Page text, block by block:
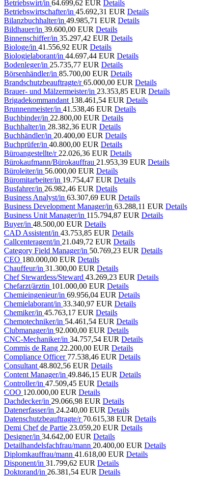
Betriebswirt/in 64.699,62 EUR Details
Betriebswirtschafter/in 45.692,31 EUR Details
Bilanzbuchhalter/in 49.985,71 EUR Details
Bildhauer/in 39.600,00 EUR Details
Binnenschiffer/in 35.297,42 EUR Details
Biologe/in 41.556,92 EUR Details
Biologielaborant/in 44.697,44 EUR Details
Bodenleger/in 25.735,77 EUR Details
Börsenhändler/in 85.700,00 EUR Details
Brandschutzbeauftragte/r65.000,00 EUR Details
Brauer- und Mälzermeister/in 23.353,85 EUR Details
Brigadekommandant 138.461,54 EUR Details
Brunnenmeister/in 41.538,46 EUR Details
Buchbinder/in 22.800,00 EUR Details
Buchhalter/in 28.382,36 EUR Details
Buchhändler/in 20.400,00 EUR Details
Buchprüfer/in 40.800,00 EUR Details
Büroangestellte/r 22.026,36 EUR Details
Bürokaufmann/Bürokauffrau 21.953,39 EUR Details
Büroleiter/in 56.000,00 EUR Details
Büromitarbeiter/in 19.754,47 EUR Details
Busfahrer/in 26.982,46 EUR Details
Business Analyst/in 63.307,69 EUR Details
Business Development Manager/in 63.288,11 EUR Details
Business Unit Manager/in 115.794,87 EUR Details
Buyer/in 48.500,00 EUR Details
CAD Assistent/in 43.753,85 EUR Details
Callcenteragent/in 21.049,72 EUR Details
Category Field Manager/in 50.769,23 EUR Details
CEO 180.000,00 EUR Details
Chauffeur/in 31.300,00 EUR Details
Chef Stewardess/Steward 43.269,23 EUR Details
Chefarzt/ärztin 101.000,00 EUR Details
Chemieingenieur/in 69.956,04 EUR Details
Chemielaborant/in 33.340,97 EUR Details
Chemiker/in 45.763,17 EUR Details
Chemotechniker/in 54.461,54 EUR Details
Clubmanager/in 92.000,00 EUR Details
CNC-Mechaniker/in 34.757,54 EUR Details
Commis de Rang 22.200,00 EUR Details
Compliance Officer 77.538,46 EUR Details
Consultant 48.802,56 EUR Details
Content Manager/in 49.846,15 EUR Details
Controller/in 47.509,45 EUR Details
COO 120.000,00 EUR Details
Dachdecker/in 29.066,98 EUR Details
Datenerfasser/in 24.240,00 EUR Details
Datenschutzbeauftragte/r 70.615,38 EUR Details
Demi Chef de Partie 23.059,20 EUR Details
Designer/in 34.642,00 EUR Details
Detailhandelsfachfrau/mann 20.400,00 EUR Details
Diplomkauffrau/mann 41.618,00 EUR Details
Disponent/in 31.799,62 EUR Details
Doktorand/in 26.381,54 EUR Details